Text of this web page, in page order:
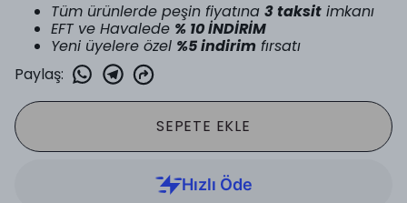
Tüm ürünlerde peşin fiyatına 3 taksit imkanı
EFT ve Havalede % 10 İNDİRİM
Yeni üyelere özel %5 indirim fırsatı
Paylaş:
SEPETE EKLE